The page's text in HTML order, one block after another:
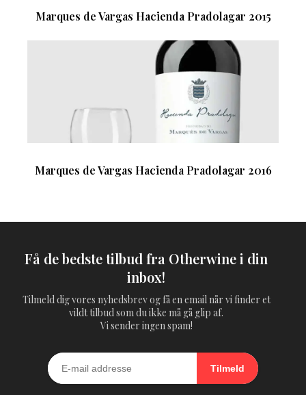
Marques de Vargas Hacienda Pradolagar 2015
Marques de Vargas Hacienda Pradolagar 2016
Få de bedste tilbud fra Otherwine i din
inbox!
Tilmeld dig vores nyhedsbrev og få en email når vi finder et
vildt tilbud som du ikke må gå glip af.
Vi sender ingen spam!
Tilmeld